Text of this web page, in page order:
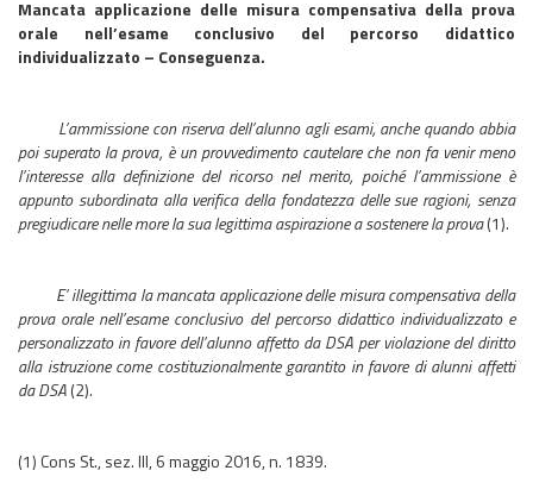
Mancata applicazione delle misura compensativa della prova
orale nell’esame conclusivo del percorso didattico
individualizzato – Conseguenza.
L’ammissione con riserva dell’alunno agli esami, anche quando abbia
poi superato la prova, è un provvedimento cautelare che non fa venir meno
l’interesse alla definizione del ricorso nel merito, poiché l’ammissione è
appunto subordinata alla verifica della fondatezza delle sue ragioni, senza
pregiudicare nelle more la sua legittima aspirazione a sostenere la prova(1).
E’ illegittima la mancata applicazione delle misura compensativa della
prova orale nell’esame conclusivo del percorso didattico individualizzato e
personalizzato in favore dell’alunno affetto da DSA per violazione del diritto
alla istruzione come costituzionalmente garantito in favore di alunni affetti
da DSA(2).
(1) Cons St., sez. III, 6 maggio 2016, n. 1839.